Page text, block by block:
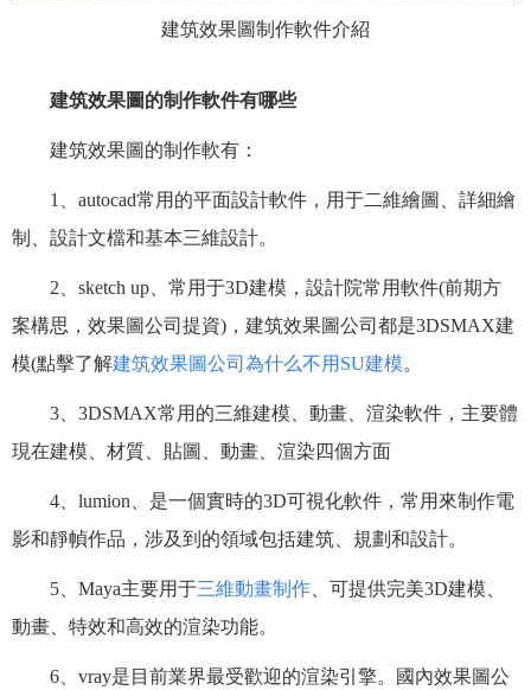
建筑效果圖制作軟件介紹
建筑效果圖的制作軟件有哪些
建筑效果圖的制作軟有：
1、autocad常用的平面設計軟件，用于二維繪圖、詳細繪
制、設計文檔和基本三維設計。
2、sketch up、常用于3D建模，設計院常用軟件(前期方
案構思，效果圖公司提資)，建筑效果圖公司都是3DSMAX建
模(點擊了解建筑效果圖公司為什么不用SU建模。
3、3DSMAX常用的三維建模、動畫、渲染軟件，主要體
現在建模、材質、貼圖、動畫、渲染四個方面
4、lumion、是一個實時的3D可視化軟件，常用來制作電
影和靜幀作品，涉及到的領域包括建筑、規劃和設計。
5、Maya主要用于三維動畫制作 、可提供完美3D建模、
動畫、特效和高效的渲染功能。
6、vray是目前業界最受歡迎的渲染引擎。國內效果圖公